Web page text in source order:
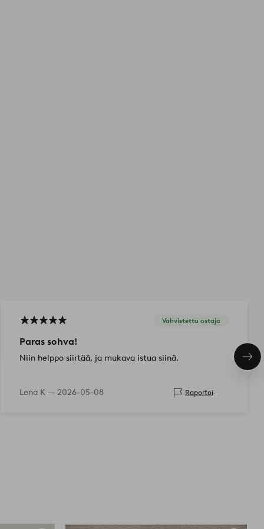
Vahvistettu ostaja
Paras sohva!
Niin helppo siirtää, ja mukava istua siinä.
Lena K — 2026-05-08 Raportoi